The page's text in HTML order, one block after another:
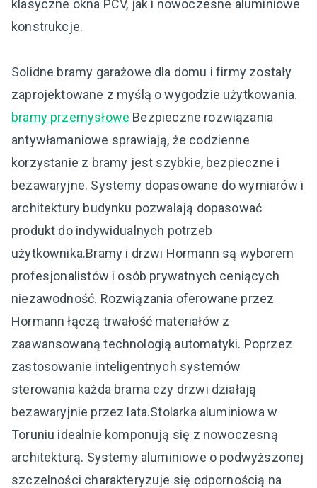
klasyczne okna PCV, jak i nowoczesne aluminiowe
konstrukcje.
Solidne bramy garażowe dla domu i firmy zostały
zaprojektowane z myślą o wygodzie użytkowania.
bramy przemysłowe Bezpieczne rozwiązania
antywłamaniowe sprawiają, że codzienne
korzystanie z bramy jest szybkie, bezpieczne i
bezawaryjne. Systemy dopasowane do wymiarów i
architektury budynku pozwalają dopasować
produkt do indywidualnych potrzeb
użytkownika.Bramy i drzwi Hormann są wyborem
profesjonalistów i osób prywatnych ceniących
niezawodność. Rozwiązania oferowane przez
Hormann łączą trwałość materiałów z
zaawansowaną technologią automatyki. Poprzez
zastosowanie inteligentnych systemów
sterowania każda brama czy drzwi działają
bezawaryjnie przez lata.Stolarka aluminiowa w
Toruniu idealnie komponują się z nowoczesną
architekturą. Systemy aluminiowe o podwyższonej
szczelności charakteryzuje się odpornością na